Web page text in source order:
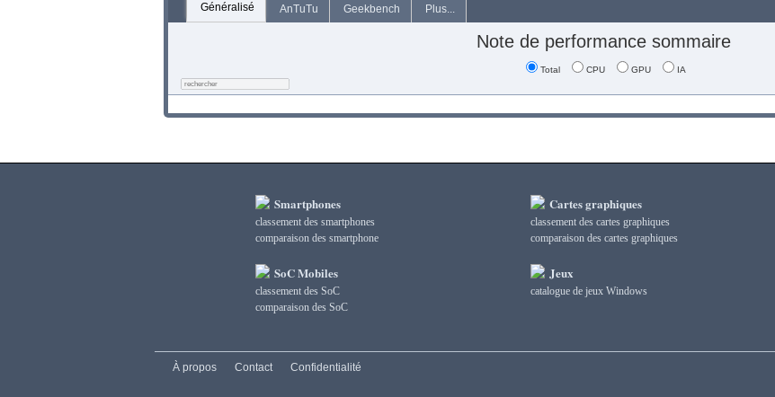
Généralisé AnTuTu Geekbench Plus...
Note de performance sommaire
Total CPU GPU IA
Smartphones
classement des smartphones
сomparaison des smartphone
SoC Mobiles
classement des SoC
сomparaison des SoC
Cartes graphiques
classement des cartes graphiques
сomparaison des cartes graphiques
Jeux
catalogue de jeux Windows
À propos Contact Confidentialité